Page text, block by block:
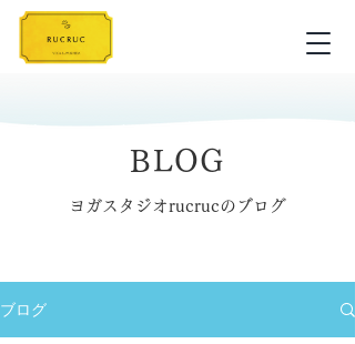
BLOG
ヨガスタジオrucrucのブログ
ブログ